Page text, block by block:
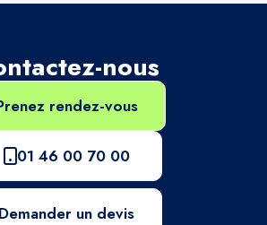
nous
rendez-vous
01 46 00 70 00
Demander un devis